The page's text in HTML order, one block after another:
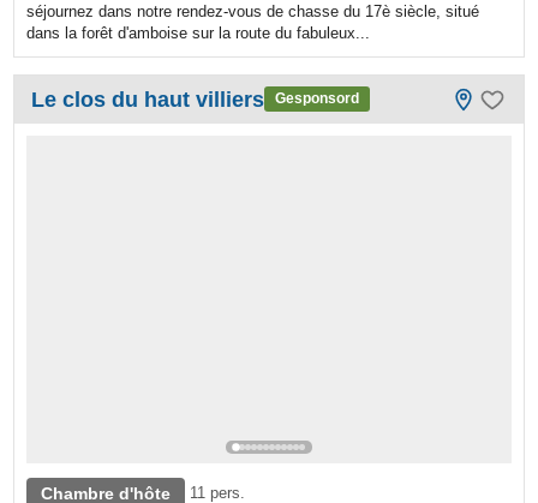
séjournez dans notre rendez-vous de chasse du 17è siècle, situé
dans la forêt d'amboise sur la route du fabuleux...
Le clos du haut villiers Gesponsord
Chambre d'hôte 11 pers.